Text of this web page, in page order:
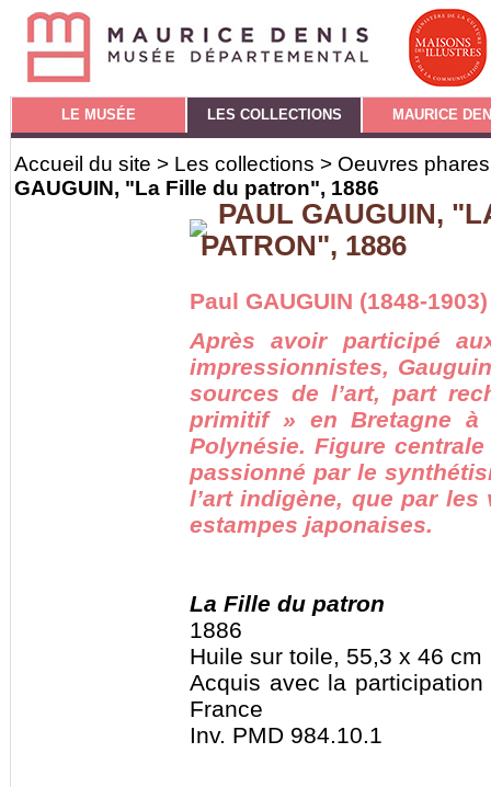
LE MUSÉE LES COLLECTIONS MAURICE
Accueil du site > Les collections > Oeuvres
GAUGUIN, "La Fille du patron", 1886
PAUL GAUGUIN,
PATRON", 1886
Paul GAUGUIN (1848-1903)
Après avoir participé
impressionnistes,
sources de l’art, part
primitif » en Bretagne
Polynésie. Figure
passionné par le
l’art indigène, que par
estampes japonaises.
La Fille du patron
1886
Huile sur toile, 55,3 x 46 cm
Acquis avec la
France
Inv. PMD 984.10.1